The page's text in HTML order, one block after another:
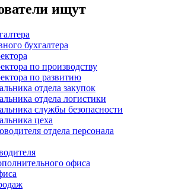
ищут
бухгалтера
по производству
по развитию
отдела закупок
отдела логистики
службы безопасности
цеха
отдела персонала
офиса